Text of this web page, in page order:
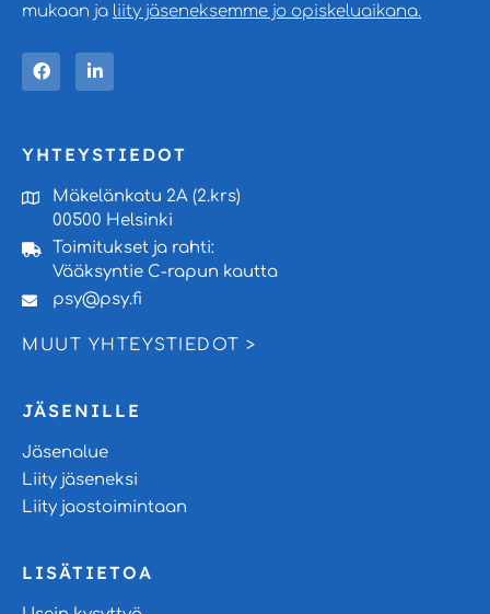
mukaan ja liity jäseneksemme jo opiskeluaikana.
YHTEYSTIEDOT
Mäkelänkatu 2A (2.krs)
00500 Helsinki
Toimitukset ja rahti:
Vääksyntie C-rapun kautta
psy@psy.fi
MUUT YHTEYSTIEDOT >
JÄSENILLE
Jäsenalue
Liity jäseneksi
Liity jaostoimintaan
LISÄTIETOA